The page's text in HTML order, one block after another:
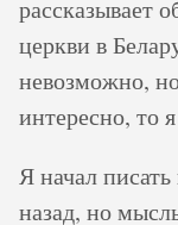
рассказывает
церкви в
невозможно,
интересно, то
Я начал
назад, но